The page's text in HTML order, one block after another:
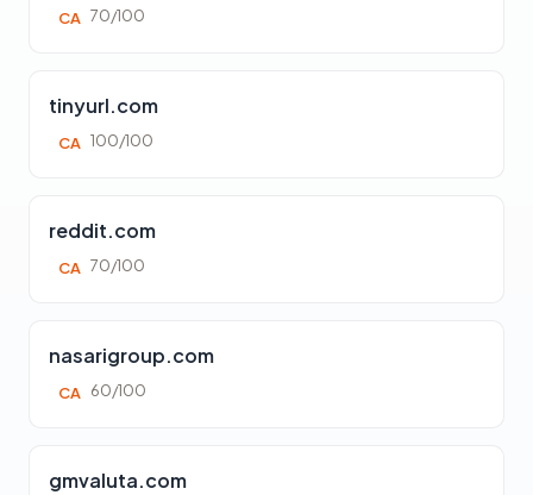
CA 70/100
tinyurl.com
CA 100/100
reddit.com
CA 70/100
nasarigroup.com
CA 60/100
gmvaluta.com